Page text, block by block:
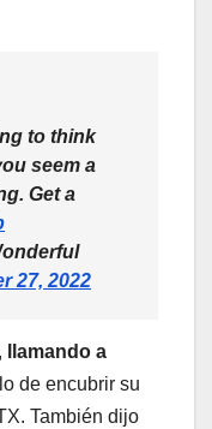
to think
seem a
Get a
27, 2022
llamando a
de encubrir su
También dijo